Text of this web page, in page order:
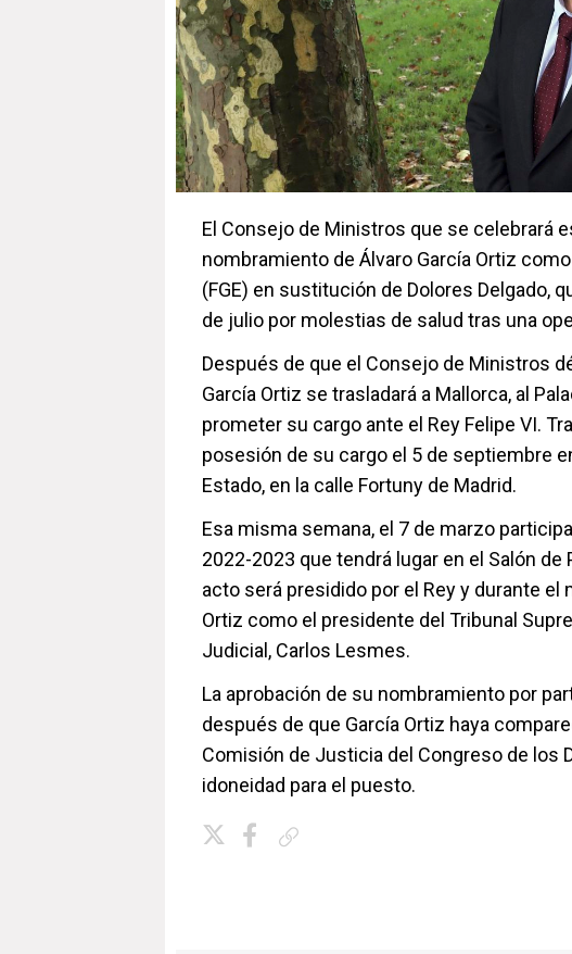
El Consejo de Ministros que se celebrará
nombramiento de Álvaro García Ortiz
(FGE) en sustitución de Dolores Delgado,
de julio por molestias de salud tras una
Después de que el Consejo de Ministros
García Ortiz se trasladará a Mallorca, al
prometer su cargo ante el Rey Felipe VI.
posesión de su cargo el 5 de septiembre
Estado, en la calle Fortuny de Madrid.
Esa misma semana, el 7 de marzo
2022-2023 que tendrá lugar en el Salón
acto será presidido por el Rey y durante
Ortiz como el presidente del Tribunal
Judicial, Carlos Lesmes.
La aprobación de su nombramiento por
después de que García Ortiz haya
Comisión de Justicia del Congreso de los
idoneidad para el puesto.